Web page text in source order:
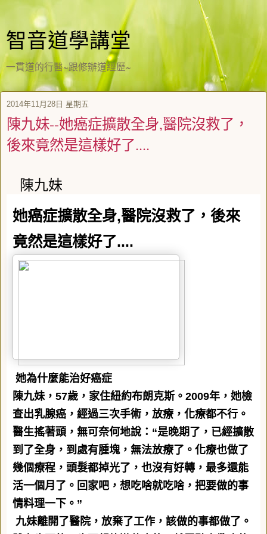
智音道學講堂
一貫道的行醫~跟修辦道經歷~
2014年11月28日 星期五
陳九妹--她癌症擴散全身,醫院沒救了，
後來竟然是這樣好了....
陳九妹
她癌症擴散全身,醫院沒救了，後來
竟然是這樣好了....
她為什麼能治好癌症
陳九妹， 57歲，家住紐約布朗克斯。 2009年，她檢
查出乳腺癌，經過三次手術，放療，化療都不行。
醫生搖著頭，無可奈何地說： “是晚期了，已經擴散
到了全身，到處有腫塊，無法放療了。化療也做了
幾個療程，頭髮都掉光了，也沒有好轉，最多還能
活一個月了。回家吧，想吃啥就吃啥，把要做的事
情料理一下。 ”
九妹離開了醫院，放棄了工作，該做的事都做了。